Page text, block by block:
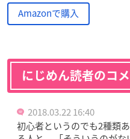
Amazonで購入
にじめん読者のコ
2018.03.22 16:40
初心者というのでも2種類